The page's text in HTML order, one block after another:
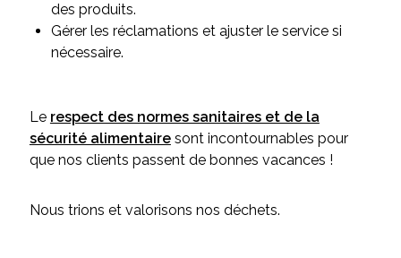
des produits.
Gérer les réclamations et ajuster le service si
nécessaire.
Le respect des normes sanitaires et de la
sécurité alimentairesont incontournables pour
que nos clients passent de bonnes vacances !
Nous trions et valorisons nos déchets.